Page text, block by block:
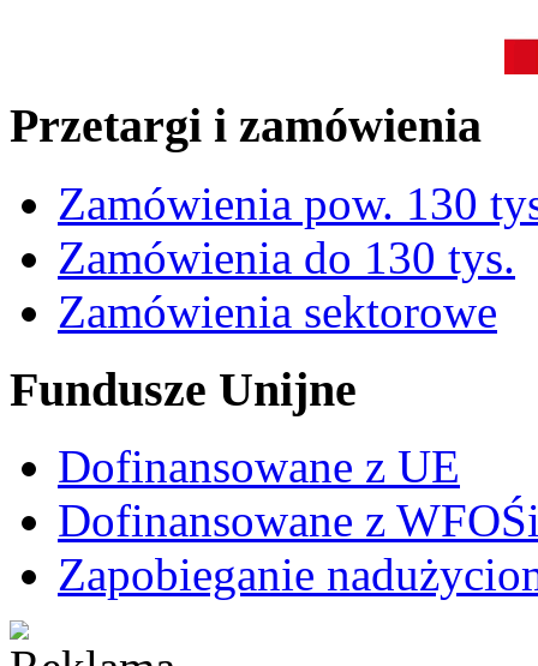
Przetargi i zamówienia
Zamówienia pow. 130
Zamówienia do 130 tys.
Zamówienia sektorowe
Fundusze Unijne
Dofinansowane z UE
Dofinansowane z
Zapobieganie